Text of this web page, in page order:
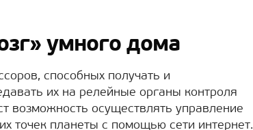
умного дома
способных получать и
их на релейные органы контроля
возможность осуществлять управление
точек планеты с помощью сети интернет.